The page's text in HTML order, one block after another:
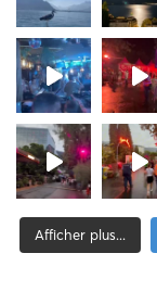
Afficher plus...